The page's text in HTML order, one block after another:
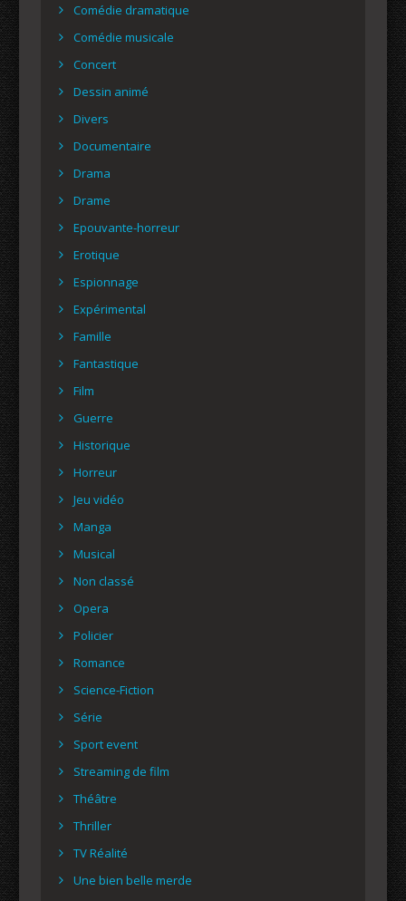
Comédie dramatique
Comédie musicale
Concert
Dessin animé
Divers
Documentaire
Drama
Drame
Epouvante-horreur
Erotique
Espionnage
Expérimental
Famille
Fantastique
Film
Guerre
Historique
Horreur
Jeu vidéo
Manga
Musical
Non classé
Opera
Policier
Romance
Science-Fiction
Série
Sport event
Streaming de film
Théâtre
Thriller
TV Réalité
Une bien belle merde